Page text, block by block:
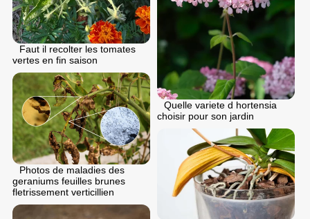
Faut il recolter les tomates
vertes en fin saison
Quelle variete d hortensia
choisir pour son jardin
Photos de maladies des
geraniums feuilles brunes
fletrissement verticillien